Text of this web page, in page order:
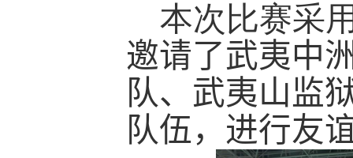
本次比赛采
邀请了武夷中
队、武夷山监
队伍，进行友